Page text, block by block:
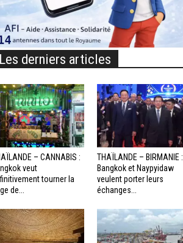
Les derniers articles
– CANNABIS :
veut
tourner la
de...
THAÏLANDE – BIRMANIE :
Bangkok et Naypyidaw
veulent porter leurs
échanges...